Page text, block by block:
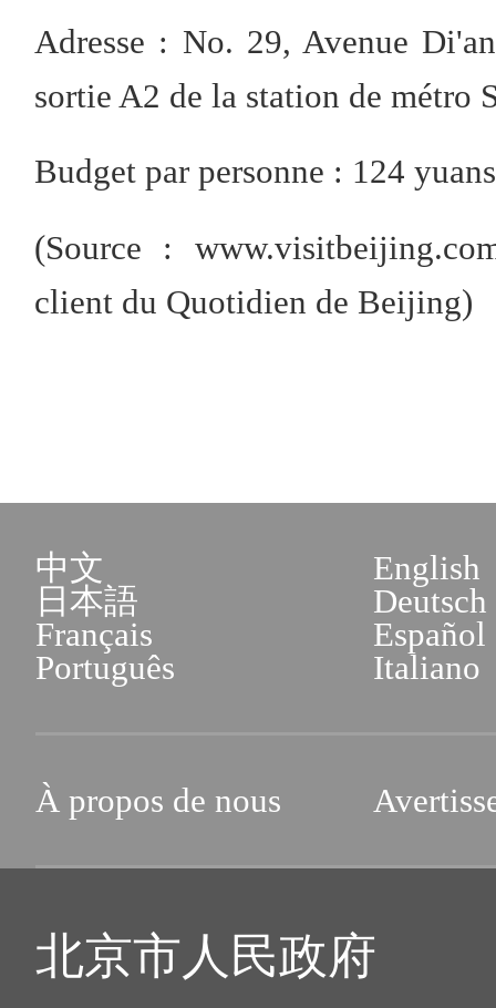
Adresse : No. 29, Avenue
sortie A2 de la station de métro
Budget par personne : 124 yuans
(Source :
client du Quotidien de Beijing)
中文
English
日本語
Deutsch
Français
Español
Português
Italiano
À propos de nous
北京市人民政府